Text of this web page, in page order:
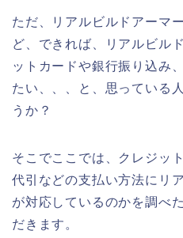
ただ、リアルビルドアーマ
ど、できれば、リアルビル
ットカードや銀行振り込み
たい、、、と、思っている
うか？
そこでここでは、クレジッ
代引などの支払い方法にリ
が対応しているのかを調べ
だきます。